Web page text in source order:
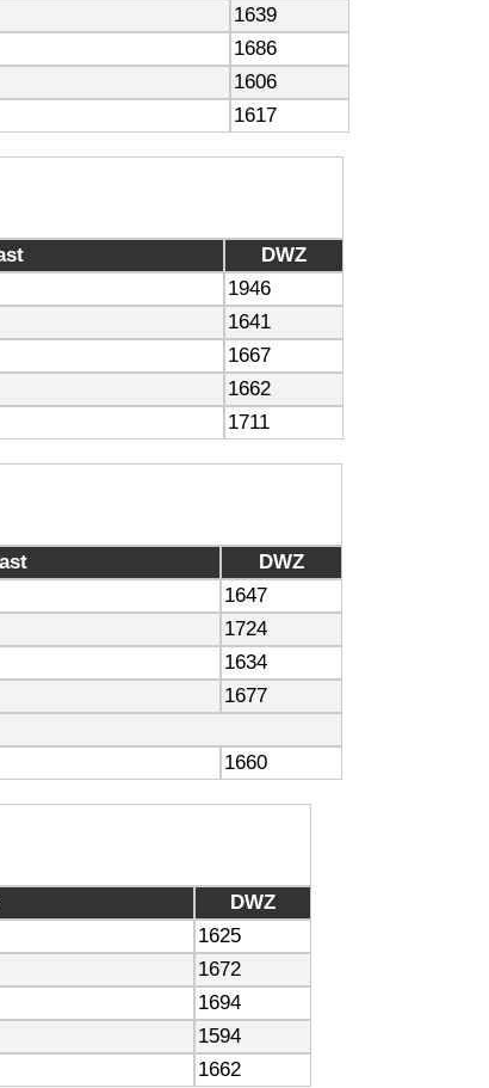
1639
1686
1606
1617
DWZ
1946
1641
1667
1662
1711
DWZ
1647
1724
1634
1677
1660
DWZ
1625
1672
1694
1594
1662